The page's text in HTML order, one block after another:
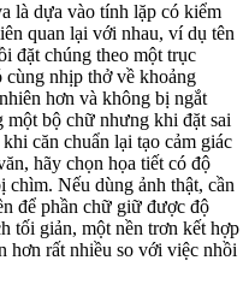
là dựa vào tính lặp có kiểm
quan lại với nhau, ví dụ tên
đặt chúng theo một trục
nhịp thở về khoảng
hơn và không bị ngắt
bộ chữ nhưng khi đặt sai
căn chuẩn lại tạo cảm giác
hãy chọn họa tiết có độ
Nếu dùng ảnh thật, cần
để phần chữ giữ được độ
tối giản, một nền trơn kết hợp
hơn rất nhiều so với việc nhồi